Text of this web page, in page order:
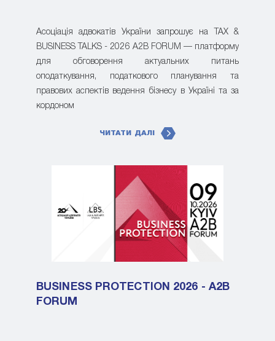
Асоціація адвокатів України запрошує на TAX &
BUSINESS TALKS - 2026 A2B FORUM — платформу
для обговорення актуальних питань
оподаткування, податкового планування та
правових аспектів ведення бізнесу в Україні та за
кордоном
ЧИТАТИ ДАЛІ
BUSINESS PROTECTION 2026 - A2B
FORUM